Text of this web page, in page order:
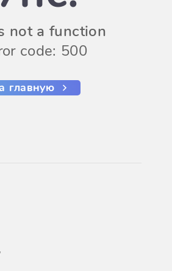
not a function
code: 500
главную